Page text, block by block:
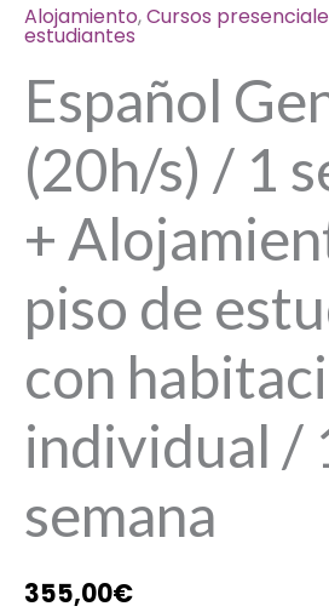
Alojamiento,Cursos
estudiantes
Español
(20h/s) / 1
+
piso de
con
individual /
semana
355,00€